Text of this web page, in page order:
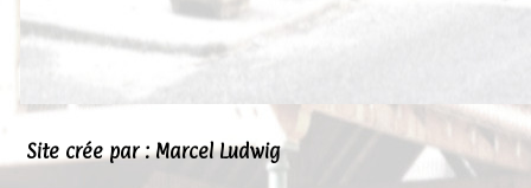
Site crée par : Marcel Ludwig